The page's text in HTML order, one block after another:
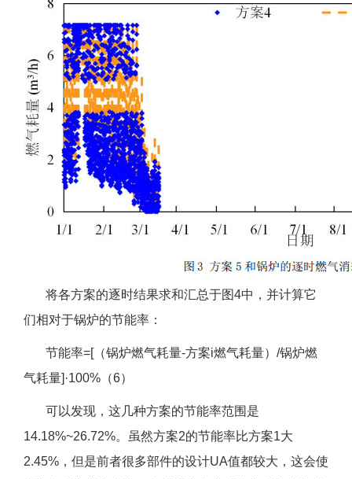
将各方案的逐时结果求和汇总于图4中，并计算它
们相对于锅炉的节能率：
节能率=[（锅炉燃气耗量-方案i燃气耗量）/锅炉燃
气耗量]·100%（6）
可以发现，这几种方案的节能率范围是
14.18%~26.72%。虽然方案2的节能率比方案1大
2.45%，但是前者很多部件的设计UA值都较大，这会使